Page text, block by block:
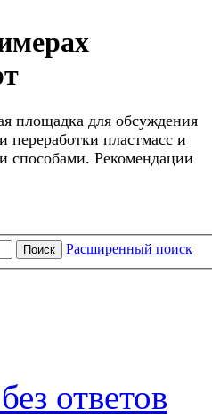
площадка для обсуждения
переработки пластмасс и
способами. Рекомендации
Поиск Расширенный поиск
ответов